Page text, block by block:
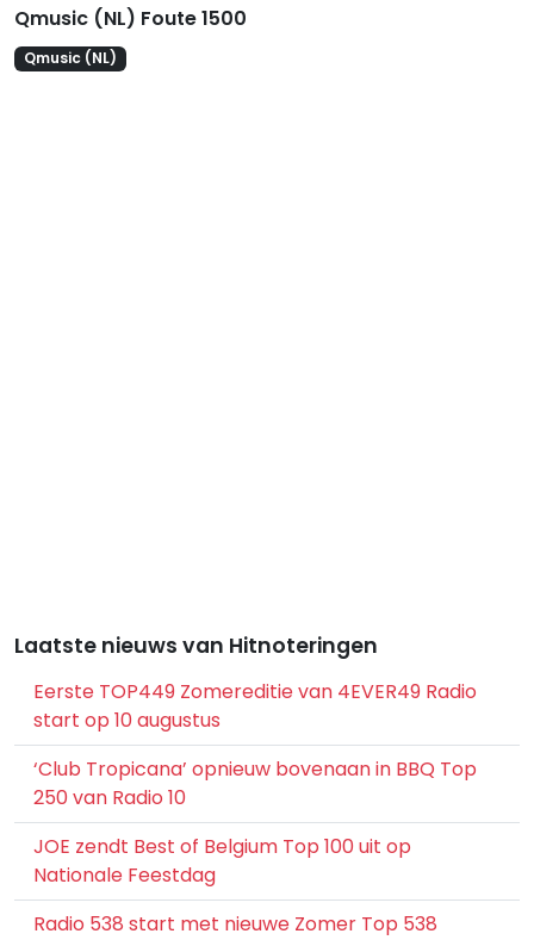
Qmusic (NL) Foute 1500
Qmusic (NL)
Laatste nieuws van Hitnoteringen
Eerste TOP449 Zomereditie van 4EVER49 Radio
start op 10 augustus
‘Club Tropicana’ opnieuw bovenaan in BBQ Top
250 van Radio 10
JOE zendt Best of Belgium Top 100 uit op
Nationale Feestdag
Radio 538 start met nieuwe Zomer Top 538